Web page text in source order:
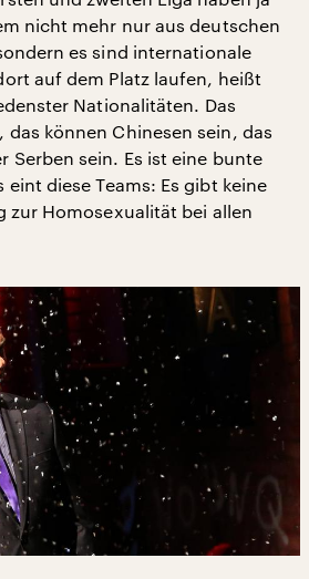
nicht mehr nur aus deutschen
es sind internationale
auf dem Platz laufen, heißt
Nationalitäten. Das
das können Chinesen sein, das
Serben sein. Es ist eine bunte
diese Teams: Es gibt keine
zur Homosexualität bei allen